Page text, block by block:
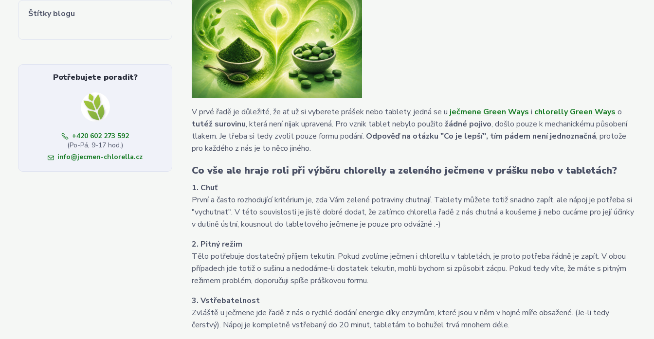
Štítky blogu
Potřebujete poradit?
+420 602 273 592
(Po-Pá, 9-17 hod.)
info@jecmen-chlorella.cz
V prvé řadě je důležité, že ať už si vyberete prášek nebo tablety, jedná se u ječmene Green Ways i chlorelly Green Ways o
tutéž surovinu, která není nijak upravená. Pro vznik tablet nebylo použitožádné pojivo, došlo pouze k mechanickému působení
tlakem. Je třeba si tedy zvolit pouze formu podání. Odpověď na otázku "Co je lepší", tím pádem není jednoznačná, protože
pro každého z nás je to něco jiného.
Co vše ale hraje roli při výběru chlorelly a zeleného ječmene v prášku nebo v tabletách?
1. Chuť
První a často rozhodující kritérium je, zda Vám zelené potraviny chutnají. Tablety můžete totiž snadno zapít, ale nápoj je potřeba si
"vychutnat". V této souvislosti je jistě dobré dodat, že zatímco chlorella řadě z nás chutná a koušeme ji nebo cucáme pro její účinky
v dutině ústní, kousnout do tabletového ječmene je pouze pro odvážné :-)
2. Pitný režim
Tělo potřebuje dostatečný příjem tekutin. Pokud zvolíme ječmen i chlorellu v tabletách, je proto potřeba řádně je zapít. V obou
případech jde totiž o sušinu a nedodáme-li dostatek tekutin, mohli bychom si způsobit zácpu. Pokud tedy víte, že máte s pitným
režimem problém, doporučuji spíše práškovou formu.
3. Vstřebatelnost
Zvláště u ječmene jde řadě z nás o rychlé dodání energie díky enzymům, které jsou v něm v hojné míře obsažené. (Je-li tedy
čerstvý). Nápoj je kompletně vstřebaný do 20 minut, tabletám to bohužel trvá mnohem déle.